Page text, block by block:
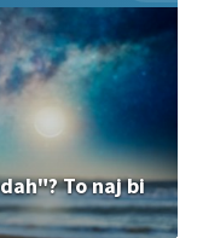
To naj bi